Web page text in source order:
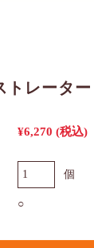
トレーター
¥6,270 (税込)
個
○